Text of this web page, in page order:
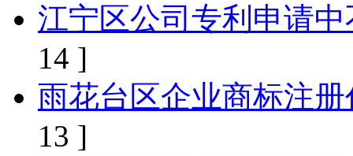
江宁区公司专利申请
14 ]
雨花台区企业商标注
13 ]